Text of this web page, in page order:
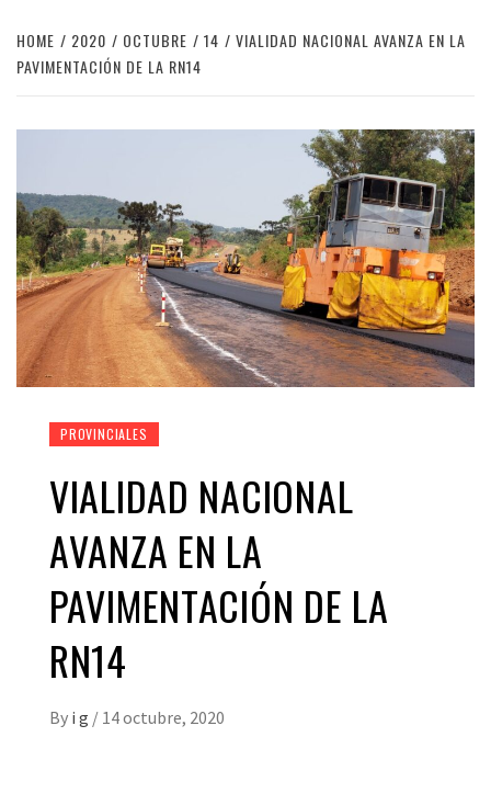
HOME 2020 OCTUBRE 14
VIALIDAD NACIONAL AVANZA EN LA
PAVIMENTACIÓN DE LA RN14
PROVINCIALES
VIALIDAD NACIONAL
AVANZA EN LA
PAVIMENTACIÓN DE LA
RN14
By i g / 14 octubre, 2020